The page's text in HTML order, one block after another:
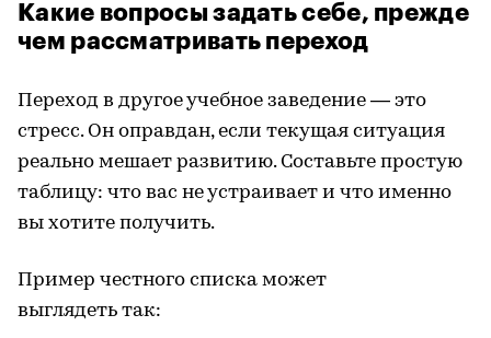
Какие вопросы задать себе, прежде
чем рассматривать переход
Переход в другое учебное заведение — это
стресс. Он оправдан, если текущая ситуация
реально мешает развитию. Составьте простую
таблицу: что вас не устраивает и что именно
вы хотите получить.
Пример честного списка может
выглядеть так: